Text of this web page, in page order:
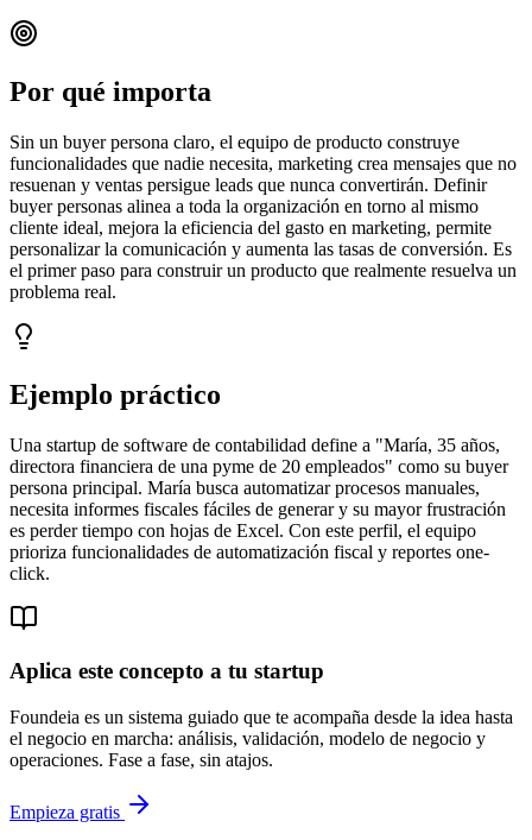
Por qué importa
Sin un buyer persona claro, el equipo de producto construye
funcionalidades que nadie necesita, marketing crea mensajes que no
resuenan y ventas persigue leads que nunca convertirán. Definir
buyer personas alinea a toda la organización en torno al mismo
cliente ideal, mejora la eficiencia del gasto en marketing, permite
personalizar la comunicación y aumenta las tasas de conversión. Es
el primer paso para construir un producto que realmente resuelva un
problema real.
Ejemplo práctico
Una startup de software de contabilidad define a "María, 35 años,
directora financiera de una pyme de 20 empleados" como su buyer
persona principal. María busca automatizar procesos manuales,
necesita informes fiscales fáciles de generar y su mayor frustración
es perder tiempo con hojas de Excel. Con este perfil, el equipo
prioriza funcionalidades de automatización fiscal y reportes one-
click.
Aplica este concepto a tu startup
Foundeia es un sistema guiado que te acompaña desde la idea hasta
el negocio en marcha: análisis, validación, modelo de negocio y
operaciones. Fase a fase, sin atajos.
Empieza gratis